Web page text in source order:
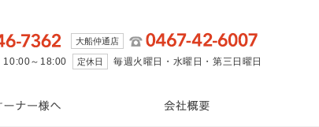
大船仲通店
10:00～18:00 定休日 毎週火曜日・水曜日・第三日曜日